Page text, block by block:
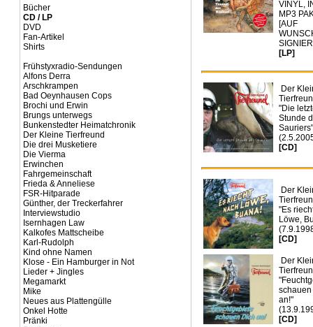
Bücher
CD / LP
DVD
Fan-Artikel
Shirts
Frühstyxradio-Sendungen
Alfons Derra
Arschkrampen
Bad Oeynhausen Cops
Brochi und Erwin
Brungs unterwegs
Bunkenstedter Heimatchronik
Der Kleine Tierfreund
Die drei Musketiere
Die Vierma
Erwinchen
Fahrgemeinschaft
Frieda & Anneliese
FSR-Hitparade
Günther, der Treckerfahrer
Interviewstudio
Isernhagen Law
Kalkofes Mattscheibe
Karl-Rudolph
Kind ohne Namen
Klose - Ein Hamburger in Not
Lieder + Jingles
Megamarkt
Mike
Neues aus Plattengülle
Onkel Hotte
Pränki
VINYL,
MP3
[AUF
[LP]
Der
"Die
Stunde
Sauriers"
[CD]
Der
"Es
Löwe,
[CD]
Der
schauen
an!"
[CD]